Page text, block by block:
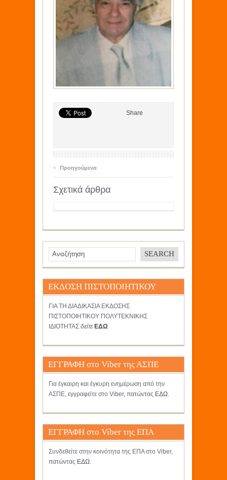
Share
‹ Προηγούμενα
Σχετικά άρθρα
ΕΚΔΟΣΗ ΠΙΣΤΟΠΟΙΗΤΙΚΟΥ
ΓΙΑ ΤΗ ΔΙΑΔΙΚΑΣΙΑ ΕΚΔΟΣΗΣ
ΠΙΣΤΟΠΟΙΗΤΙΚΟΥ ΠΟΛΥΤΕΚΝΙΚΗΣ
ΙΔΙΟΤΗΤΑΣ δείτεΕΔΩ
ΕΓΓΡΑΦΗ στο Viber της ΑΣΠΕ
Για έγκαιρη και έγκυρη ενημέρωση από την
ΑΣΠΕ, εγγραφείτε στο Viber, πατώντας ΕΔΩ
ΕΓΓΡΑΦΗ στο Viber της ΕΠΑ
Συνδεθείτε στην κοινότητα της ΕΠΑ στο Viber,
πατώντας ΕΔΩ